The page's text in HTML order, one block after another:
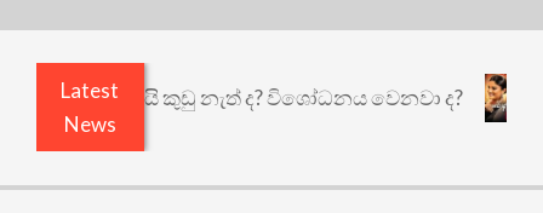
Latest
News
ඇතුළෙයි කුඩු නැත් ද? විශෝධනය වෙනවා ද?